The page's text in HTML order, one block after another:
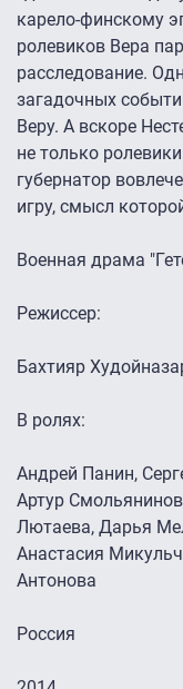
карело-финскому
ролевиков Вера
расследование.
загадочных
Веру. А вскоре
не только
губернатор
игру, смысл
Военная драма
Режиссер:
Бахтияр
В ролях:
Андрей Панин,
Артур
Лютаева, Дарья
Анастасия
Антонова
Россия